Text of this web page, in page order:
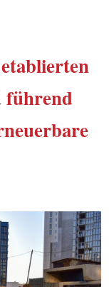
führend